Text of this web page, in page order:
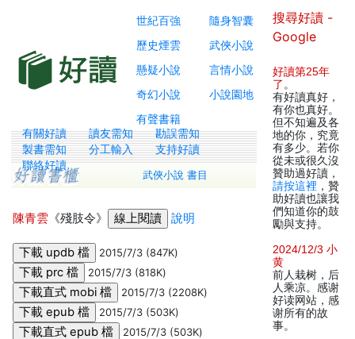
世紀百強
隨身智囊
歷史煙雲
武俠小說
懸疑小說
言情小說
奇幻小說
小說園地
有聲書籍
有關好讀 讀友需知
勘誤需知
製書需知
分工輸入
支持好讀
聯絡好讀
武俠小說 書目
陳青雲 《殘肢令》 說明
2015/7/3 (847K)
2015/7/3 (818K)
2015/7/3 (2208K)
2015/7/3 (503K)
2015/7/3 (503K)
搜尋好讀 -
Google
好讀第25年
了 。
有好讀真好，
有你也真好。
但不知遍及各
地的你，究竟
有多少。若你
從未或很久沒
贊助過好讀，
請按這裡 ，贊
助好讀也讓我
們知道你的鼓
勵與支持。
2024/12/3 小
黄
前人栽树，后
人乘凉。感谢
好读网站，感
谢所有的故
事。